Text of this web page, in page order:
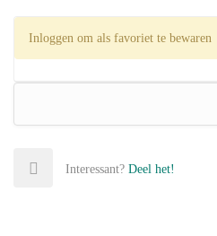
Inloggen om als favoriet te bewaren
Interessant? Deel het!